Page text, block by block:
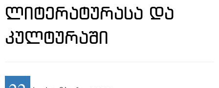
ᲚᲘᲢᲔᲠᲐᲢᲣᲠᲐᲡᲐ ᲓᲐ
ᲙᲣᲚᲢᲣᲠᲐᲨᲘ